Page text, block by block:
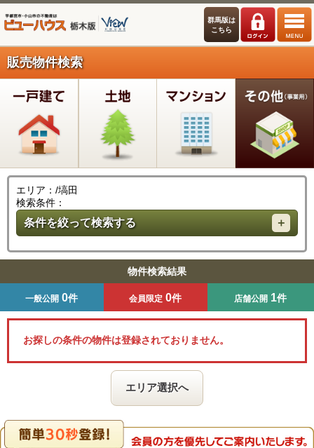
群馬版は
こちら
販売物件検索
エリア：/塙田
検索条件：
条件を絞って検索する
物件検索結果
一般公開 0件 会員限定 0件 店舗公開 1件
お探しの条件の物件は登録されておりません。
エリア選択へ